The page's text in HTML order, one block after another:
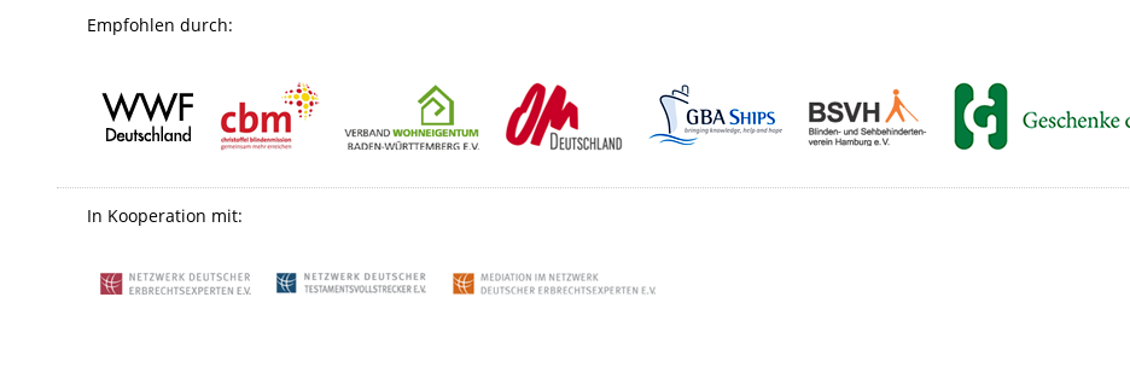
Empfohlen durch:
In Kooperation mit: